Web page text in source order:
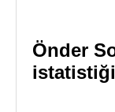
Önder